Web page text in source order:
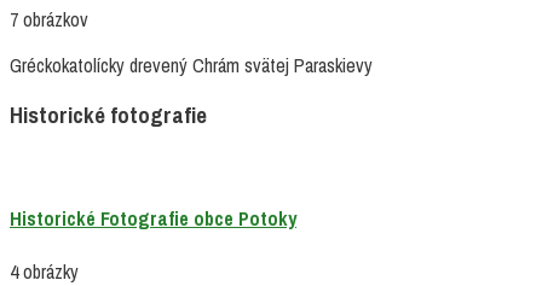
7 obrázkov
Gréckokatolícky drevený Chrám svätej Paraskievy
Historické fotografie
Historické Fotografie obce Potoky
4 obrázky